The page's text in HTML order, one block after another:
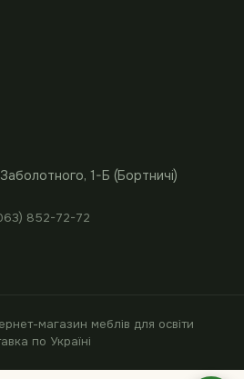
1-Б (Бортничі)
852-72-72
магазин меблів для освіти
по Україні